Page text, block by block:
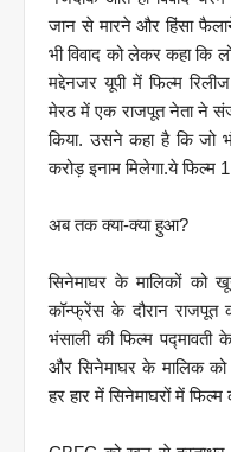
जान से मारने और हिंसा
भी विवाद को लेकर कहा कि
मद्देनजर यूपी में फिल्म
मेरठ में एक राजपूत नेता ने
किया. उसने कहा है कि जो
करोड़ इनाम मिलेगा.ये फिल्म
अब तक क्या-क्या हुआ?
सिनेमाघर के मालिकों को
कॉन्फ्रेंस के दौरान
भंसाली की फिल्म
और सिनेमाघर के मालिक को
हर हार में सिनेमाघरों में फिल्म